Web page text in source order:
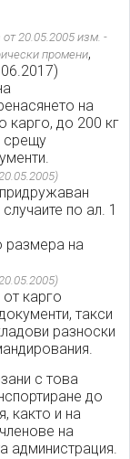
20.05.2005 изм. -
промени,
на
карго, до 200 кг
срещу
по ал. 1
размера на
карго
такси
разноски
с това
до
както и на
на
администрация.